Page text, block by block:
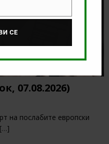
07.08.2026)
на послабите европски
[…]
СЕ